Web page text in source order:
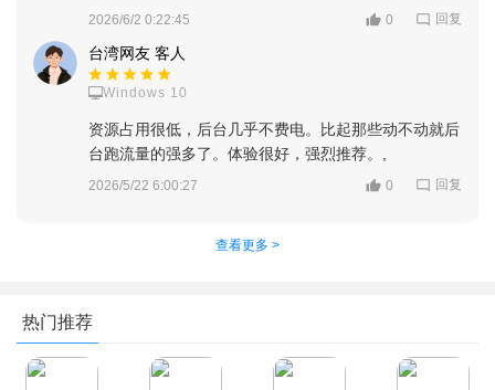
2026/6/2 0:22:45 0 回复
台湾网友 客人
Windows 10
资源占用很低，后台几乎不费电。比起那些动不动就后
台跑流量的强多了。体验很好，强烈推荐。,
2026/5/22 6:00:27 0 回复
查看更多 >
热门推荐